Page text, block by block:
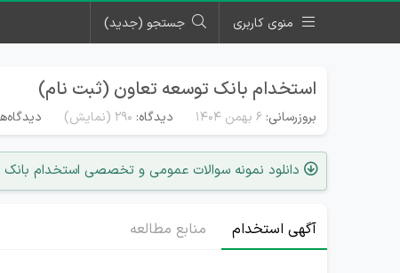
منوی کاربری جستجو (جدید)
استخدام بانک توسعه تعاون (ثبت نام)
بروزرسانی: ۶ بهمن ۱۴۰۴ دیدگاه: 290 (نمایش)
دانلود نمونه سوالات عمومی و تخصصی استخدام بانک
آگهی استخدام منابع مطالعه